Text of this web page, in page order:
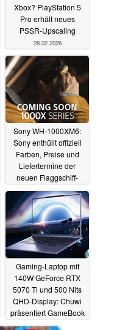
Xbox? PlayStation 5
Pro erhält neues
PSSR-Upscaling
28.02.2026
Sony WH-1000XM6:
Sony enthüllt offiziell
Farben, Preise und
Liefertermine der
neuen Flaggschiff-
Kopfhörer15.05.2025
Gaming-Laptop mit
140W GeForce RTX
5070 Ti und 500 Nits
QHD-Display: Chuwi
präsentiert GameBook
9955HX13.05.2025